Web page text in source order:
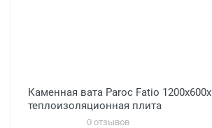
Каменная вата Paroc Fatio
теплоизоляционная плита
0 отзывов